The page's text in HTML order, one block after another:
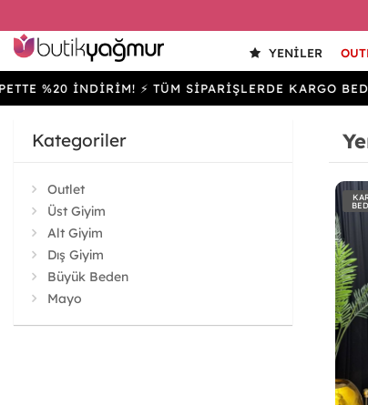
YENILER
İNDİRİM! ⚡ TÜM SİPARİŞLERDE KARGO BEDAVA
Kategoriler
Outlet
Üst Giyim
Alt Giyim
Dış Giyim
Büyük Beden
Mayo